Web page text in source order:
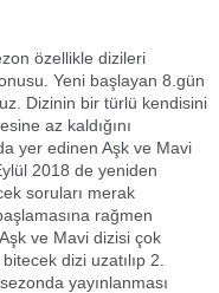
özellikle dizileri
Yeni başlayan 8.gün
Dizinin bir türlü kendisini
az kaldığını
yer edinen Aşk ve Mavi
2018 de yeniden
soruları merak
rağmen
ve Mavi dizisi çok
dizi uzatılıp 2.
yayınlanması